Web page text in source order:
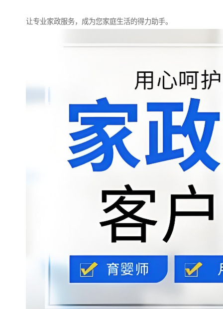
让专业家政服务，成为您家庭生活的得力助手。